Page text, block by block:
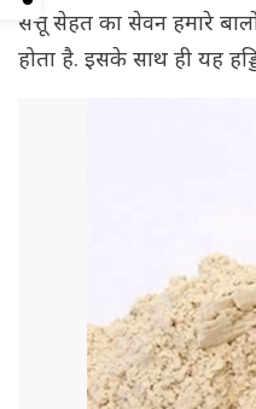
सत्तू सेहत का सेवन हमारे
होता है. इसके साथ ही यह